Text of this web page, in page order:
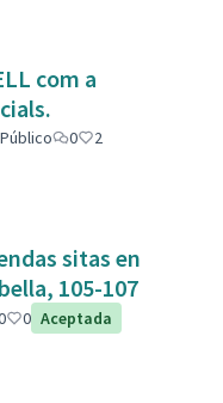
com a
0
2
105-107
0 Aceptada